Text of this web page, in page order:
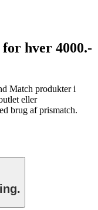
hver 4000.-
Match produkter i
eller
brug af prismatch.